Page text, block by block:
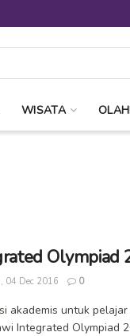
WISATA
Olympiad
04 Dec 2016 0
akademis untuk
Integrated Olympiad